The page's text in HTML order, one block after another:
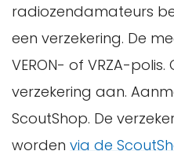
radiozendamateurs
een verzekering. De
VERON- of VRZA-
verzekering aan.
ScoutShop. De
worden via de